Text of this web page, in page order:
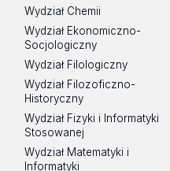
Wydział Chemii
Wydział Ekonomiczno-
Socjologiczny
Wydział Filologiczny
Wydział Filozoficzno-
Historyczny
Wydział Fizyki i Informatyki
Stosowanej
Wydział Matematyki i
Informatyki